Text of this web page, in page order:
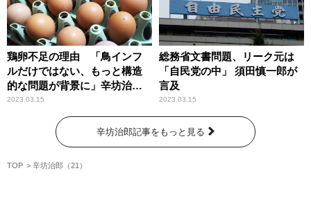
鶏卵不足の理由 「鳥インフ
ルだけではない、もっと構造
的な問題が背景に」辛坊治郎
が解説
2023.03.15
総務省文書問題、リーク元は
「自民党の中」 須田慎一郎が
言及
2023.03.15
辛坊治郎記事をもっと見る
TOP 辛坊治郎（21）